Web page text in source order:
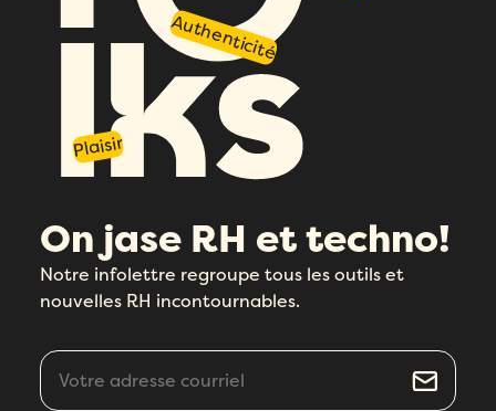
Authenticité
Plaisir
On jase RH et techno!
Notre infolettre regroupe tous les outils et
nouvelles RH incontournables.